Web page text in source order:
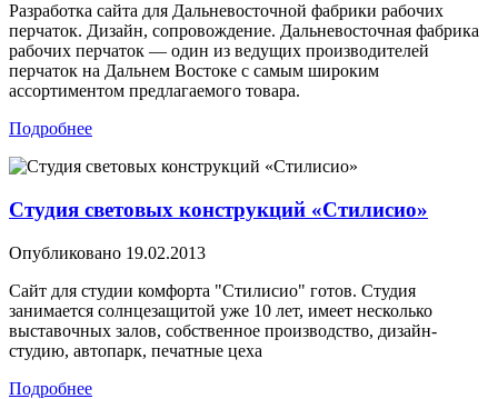
Разработка сайта для Дальневосточной фабрики рабочих
перчаток. Дизайн, сопровождение. Дальневосточная фабрика
рабочих перчаток — один из ведущих производителей
перчаток на Дальнем Востоке с самым широким
ассортиментом предлагаемого товара.
Подробнее
Студия световых конструкций «Стилисио»
Опубликовано 19.02.2013
Сайт для студии комфорта "Стилисио" готов. Студия
занимается солнцезащитой уже 10 лет, имеет несколько
выставочных залов, собственное производство, дизайн-
студию, автопарк, печатные цеха
Подробнее